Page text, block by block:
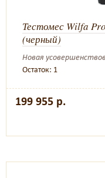
Тестомес Wilfa
(черный)
Новая
Остаток: 1
199 955 р.